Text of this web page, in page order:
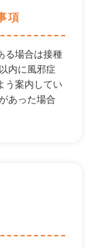
項
る場合は接種
内に風邪症
う案内してい
あった場合